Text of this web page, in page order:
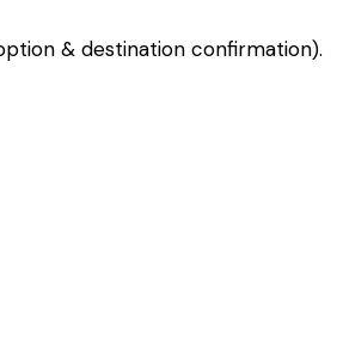
& destination confirmation).